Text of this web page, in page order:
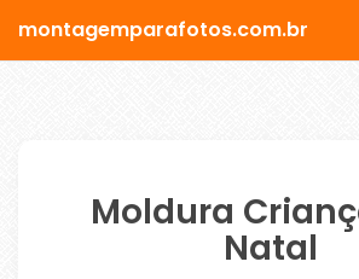
montagemparafotos.com.br
Moldura
Natal